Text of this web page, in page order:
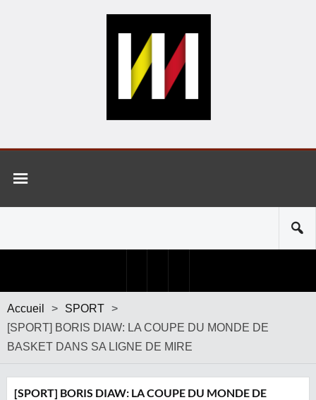
Accueil > SPORT >
[SPORT] BORIS DIAW: LA COUPE DU MONDE DE
BASKET DANS SA LIGNE DE MIRE
[SPORT] BORIS DIAW: LA COUPE DU MONDE DE